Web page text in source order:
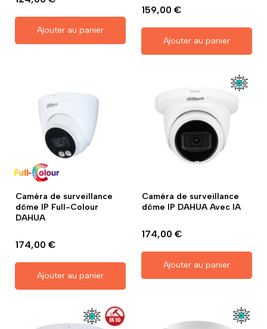
Ajouter au panier
159,00 €
Ajouter au panier
Caméra de surveillance
dôme IP Full-Colour
DAHUA
174,00 €
Ajouter au panier
Caméra de surveillance
dôme IP DAHUA Avec IA
174,00 €
Ajouter au panier